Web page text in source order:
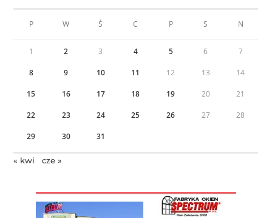
P W Ś C P S N
1 2 3 4 5 6 7
8 9 10 11 12 13 14
15 16 17 18 19 20 21
22 23 24 25 26 27 28
29 30 31
« kwi cze »